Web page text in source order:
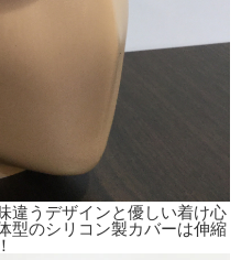
違うデザインと優しい着け心
型のシリコン製カバーは伸縮